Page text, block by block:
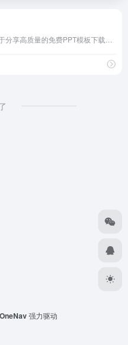
OneNav强力驱动